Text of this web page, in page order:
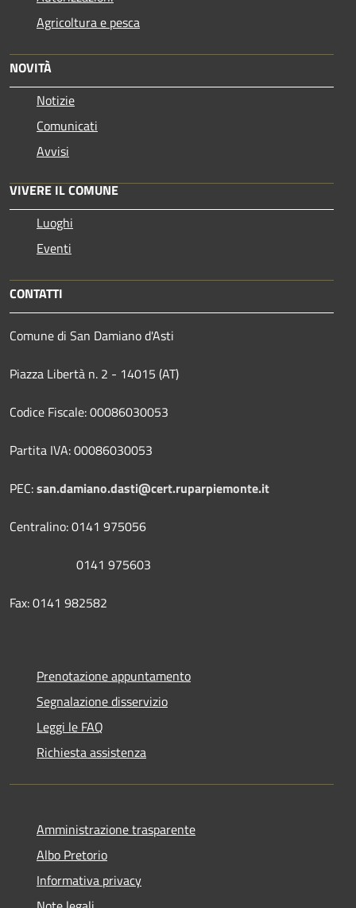
Agricoltura e pesca
NOVITÀ
Notizie
Comunicati
Avvisi
VIVERE IL COMUNE
Luoghi
Eventi
CONTATTI
Comune di San Damiano d'Asti
Piazza Libertà n. 2 - 14015 (AT)
Codice Fiscale: 00086030053
Partita IVA: 00086030053
PEC:san.damiano.dasti@cert.ruparpiemonte.it
Centralino: 0141 975056
0141 975603
Fax: 0141 982582
Prenotazione appuntamento
Segnalazione disservizio
Leggi le FAQ
Richiesta assistenza
Amministrazione trasparente
Albo Pretorio
Informativa privacy